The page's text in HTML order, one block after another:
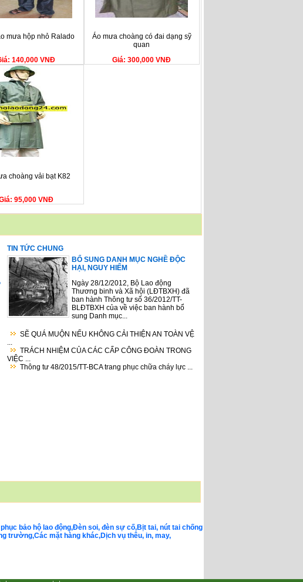
mưa hộp nhỏ Ralado
140,000 VNĐ
Áo mưa choàng có đai dạng sỹ
quan
Giá: 300,000 VNĐ
choàng vải bạt K82
95,000 VNĐ
TIN TỨC CHUNG
BỔ SUNG DANH MỤC NGHỀ ĐỘC
HẠI, NGUY HIỂM
Ngày 28/12/2012, Bộ Lao động
Thương binh và Xã hội (LĐTBXH) đã
ban hành Thông tư số 36/2012/TT-
BLĐTBXH của về việc ban hành bổ
sung Danh mục...
SẼ QUÁ MUỘN NẾU KHÔNG CẢI THIỆN AN TOÀN VỆ
TRÁCH NHIỆM CỦA CÁC CẤP CÔNG ĐOÀN TRONG
VIỆC ...
Thông tư 48/2015/TT-BCA trang phục chữa cháy lực ...
bảo hộ lao động,Đèn soi, đèn sự cố,Bịt tai, nút tai chống
trường,Các mặt hàng khác,Dịch vụ thêu, in, may,